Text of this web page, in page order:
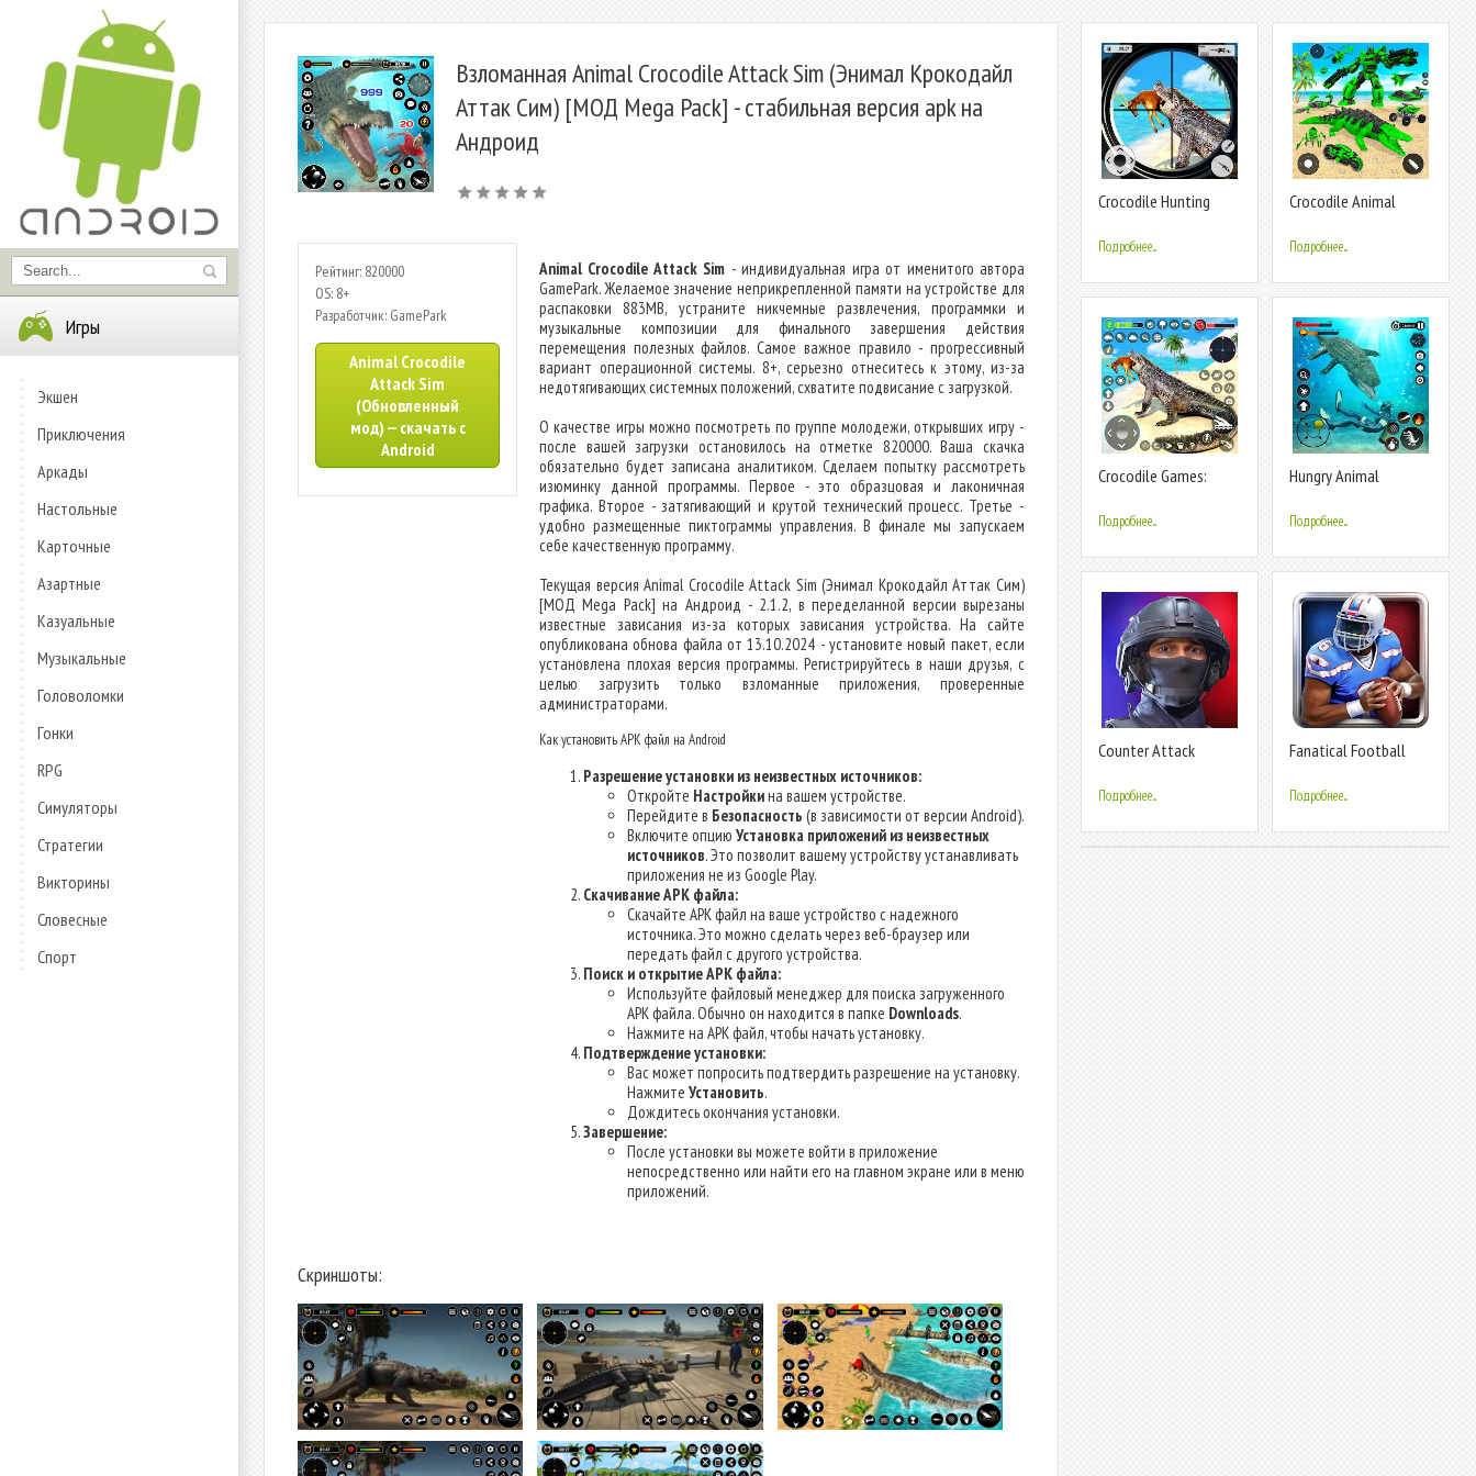
Игры
Экшен
Приключения
Аркады
Настольные
Карточные
Азартные
Казуальные
Музыкальные
Головоломки
Гонки
RPG
Симуляторы
Стратегии
Викторины
Словесные
Спорт
Взломанная Animal Crocodile Attack Sim (Энимал Крокодайл
Аттак Сим) [МОД Mega Pack] - стабильная версия apk на
Андроид
Рейтинг: 820000
OS: 8+
Разработчик: GamePark
Animal Crocodile
Attack Sim
(Обновленный
мод) — скачать с
Android
Animal Crocodile Attack Sim - индивидуальная игра от именитого автора
GamePark. Желаемое значение неприкрепленной памяти на устройстве для
распаковки 883MB, устраните никчемные развлечения, программки и
музыкальные композиции для финального завершения действия
перемещения полезных файлов. Самое важное правило - прогрессивный
вариант операционной системы. 8+, серьезно отнеситесь к этому, из-за
недотягивающих системных положений, схватите подвисание с загрузкой.
О качестве игры можно посмотреть по группе молодежи, открывших игру -
после вашей загрузки остановилось на отметке 820000. Ваша скачка
обязательно будет записана аналитиком. Сделаем попытку рассмотреть
изюминку данной программы. Первое - это образцовая и лаконичная
графика. Второе - затягивающий и крутой технический процесс. Третье -
удобно размещенные пиктограммы управления. В финале мы запускаем
себе качественную программу.
Текущая версия Animal Crocodile Attack Sim (Энимал Крокодайл Аттак Сим)
[МОД Mega Pack] на Андроид - 2.1.2, в переделанной версии вырезаны
известные зависания из-за которых зависания устройства. На сайте
опубликована обнова файла от 13.10.2024 - установите новый пакет, если
установлена плохая версия программы. Регистрируйтесь в наши друзья, с
целью загрузить только взломанные приложения, проверенные
администраторами.
Как установить APK файл на Android
Разрешение установки из неизвестных источников:
Откройте Настройкина вашем устройстве.
Перейдите в Безопасность (в зависимости от версии Android).
Включите опцию Установка приложений из неизвестных
источников. Это позволит вашему устройству устанавливать
приложения не из Google Play.
Скачивание APK файла:
Скачайте APK файл на ваше устройство с надежного
источника. Это можно сделать через веб-браузер или
передать файл с другого устройства.
Поиск и открытие APK файла:
Используйте файловый менеджер для поиска загруженного
APK файла. Обычно он находится в папке Downloads.
Нажмите на APK файл, чтобы начать установку.
Подтверждение установки:
Вас может попросить подтвердить разрешение на установку.
Нажмите Установить.
Дождитесь окончания установки.
Завершение:
После установки вы можете войти в приложение
непосредственно или найти его на главном экране или в меню
приложений.
Скриншоты:
Crocodile Hunting
Подробнее...
Crocodile Animal
Подробнее...
Crocodile Games:
Подробнее...
Hungry Animal
Подробнее...
Counter Attack
Подробнее...
Fanatical Football
Подробнее...